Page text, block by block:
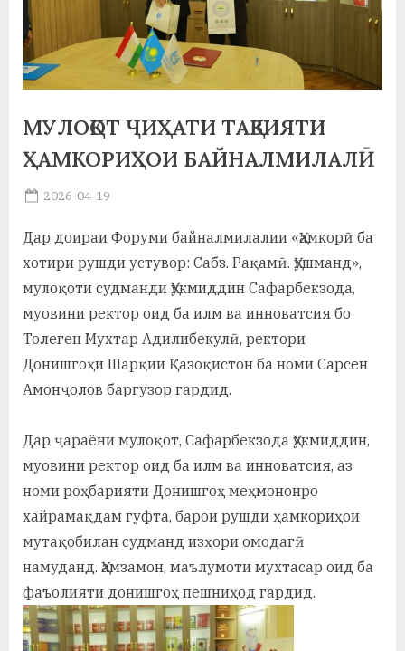
н
о
и
с
и
р
с
а
МУЛОҚОТ ҶИҲАТИ ТАҚВИЯТИ
ҲАМКОРИҲОИ БАЙНАЛМИЛАЛӢ
Posted
2026-04-19
Дар доираи Форуми байналмилалии «Ҳамкорӣ ба
хотири рушди устувор: Сабз. Рақамӣ. Ҳушманд»,
мулоқоти судманди Ҳукмиддин Сафарбекзода,
муовини ректор оид ба илм ва инноватсия бо
Толеген Мухтар Адилибекулӣ, ректори
Донишгоҳи Шарқии Қазоқистон ба номи Сарсен
Амонҷолов баргузор гардид.
Дар ҷараёни мулоқот, Сафарбекзода Ҳукмиддин,
муовини ректор оид ба илм ва инноватсия, аз
номи роҳбарияти Донишгоҳ меҳмононро
хайрамақдам гуфта, барои рушди ҳамкориҳои
мутақобилан судманд изҳори омодагӣ
намуданд. Ҳамзамон, маълумоти мухтасар оид ба
фаъолияти донишгоҳ пешниҳод гардид.